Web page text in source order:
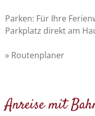
Parken: Für Ihre
Parkplatz direkt am
» Routenplaner
Anreise mit